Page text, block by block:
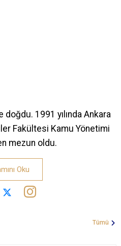
doğdu. 1991 yılında Ankara
Fakültesi Kamu Yönetimi
mezun oldu.
Oku
Tümü